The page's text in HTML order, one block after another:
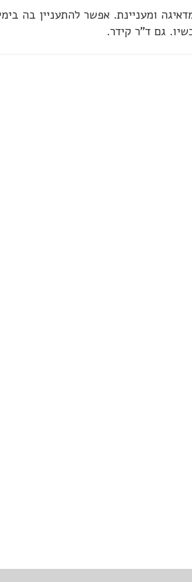
ומעניינת. אפשר להתעניין בה
גם ד"ר קידר.